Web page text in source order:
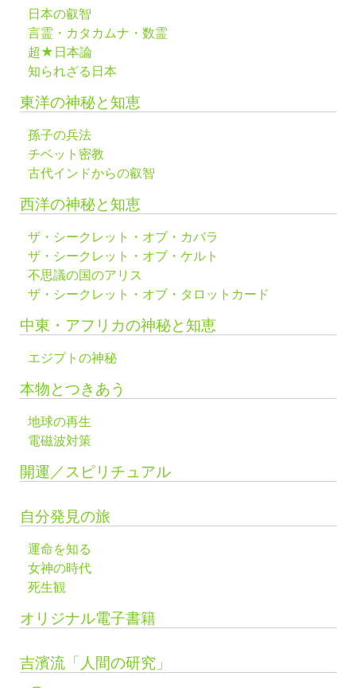
日本の叡智
言霊・カタカムナ・数霊
超★日本論
知られざる日本
東洋の神秘と知恵
孫子の兵法
チベット密教
古代インドからの叡智
西洋の神秘と知恵
ザ・シークレット・オブ・カバラ
ザ・シークレット・オブ・ケルト
不思議の国のアリス
ザ・シークレット・オブ・タロットカード
中東・アフリカの神秘と知恵
エジプトの神秘
本物とつきあう
地球の再生
電磁波対策
開運／スピリチュアル
自分発見の旅
運命を知る
女神の時代
死生観
オリジナル電子書籍
吉濱流「人間の研究」